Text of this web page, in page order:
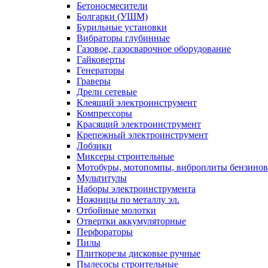
Бетоносмесители
Болгарки (УШМ)
Бурильные установки
Вибраторы глубинные
Газовое, газосварочное оборудование
Гайковерты
Генераторы
Граверы
Дрели сетевые
Клеящий электроинструмент
Компрессоры
Красящий электроинструмент
Крепежный электроинструмент
Лобзики
Миксеры строительные
Мотобуры, мотопомпы, виброплиты
Мультитулы
Наборы электроинструмента
Ножницы по металлу эл.
Отбойные молотки
Отвертки аккумуляторные
Перфораторы
Пилы
Плиткорезы дисковые ручные
Пылесосы строительные